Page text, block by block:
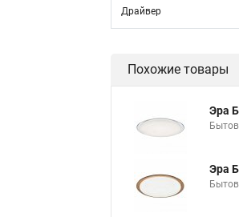
Драйвер
Похожие товары
Эра
Эра